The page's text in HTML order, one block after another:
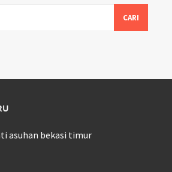
asuhan bekasi timur